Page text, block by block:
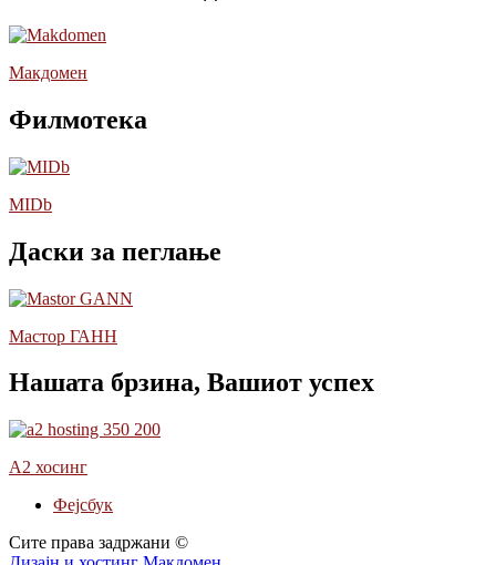
Макдомен
Филмотека
MIDb
Даски за пеглање
Мастор ГАНН
Нашата брзина, Вашиот успех
А2 хосинг
Фејсбук
Сите права задржани ©